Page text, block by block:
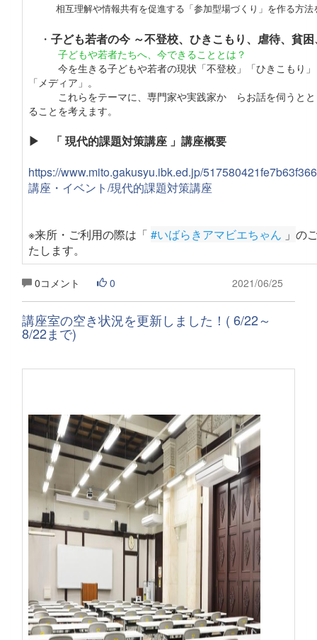
相互理解や情報共有を促進する「参加型場づくり」を作る方法
・ 子ども若者の今 ～不登校、ひきこもり、虐待、貧
子どもや若者たちへ、今できることとは？
今を生きる子どもや若者の現状「不登校」「ひきこもり」
「メディア」。
これらをテーマに、専門家や実践家か らお話を伺うとと
ることを考えます。
▶ 「 現代的課題対策講座 」講座概要
https://www.mito.gakusyu.ibk.ed.jp/
講座・イベント/現代的課題対策講座
※来所・ご利用の際は「 #いばらきアマビエちゃん 」 の
たします。
0コメント 0 2021/06/25
講座室の空き状況を更新しました！( 6/22～
8/22まで)